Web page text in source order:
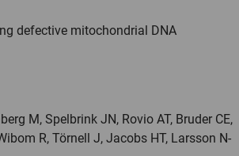
defective mitochondrial DNA
M, Spelbrink JN, Rovio AT, Bruder CE,
R, Törnell J, Jacobs HT, Larsson N-